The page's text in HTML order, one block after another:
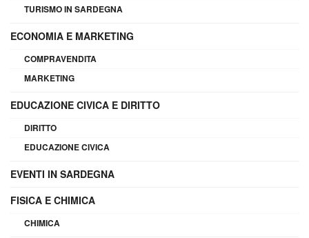
TURISMO IN SARDEGNA
ECONOMIA E MARKETING
COMPRAVENDITA
MARKETING
EDUCAZIONE CIVICA E DIRITTO
DIRITTO
EDUCAZIONE CIVICA
EVENTI IN SARDEGNA
FISICA E CHIMICA
CHIMICA